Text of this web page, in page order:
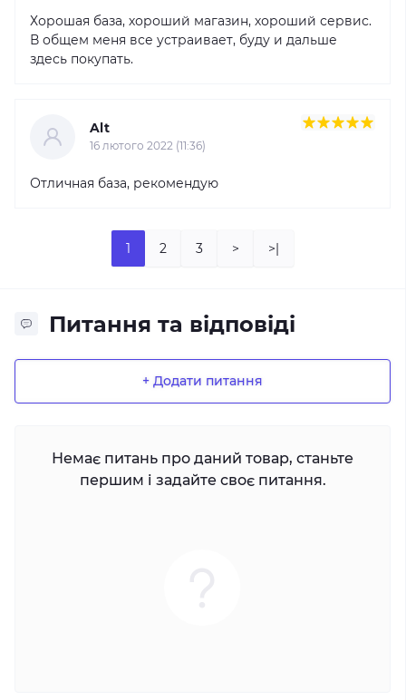
Хорошая база, хороший магазин, хороший сервис.
В общем меня все устраивает, буду и дальше
здесь покупать.
Alt
16 лютого 2022 (11:36)
Отличная база, рекомендую
1 2 3 > >|
Питання та відповіді
+ Додати питання
Немає питань про даний товар, станьте
першим і задайте своє питання.